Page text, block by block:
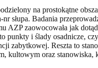
na prostokątne
słupa. Badania
AZP zaowocowała jak
punkty i ślady osadnicze,
zabytkowej. Reszta to
kultowym oraz stanowiska,